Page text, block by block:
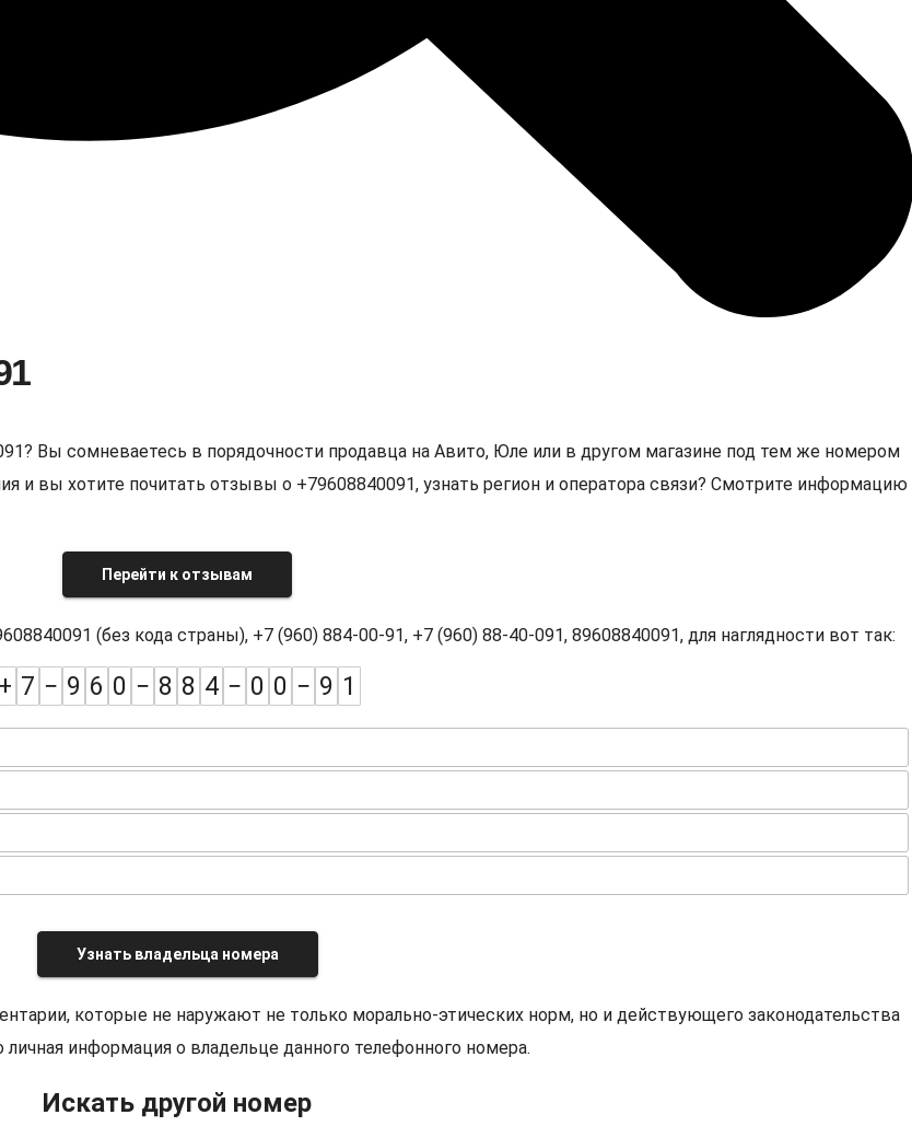
Вы сомневаетесь в порядочности продавца на Авито, Юле или в другом магазине под тем же номером
и вы хотите почитать отзывы о +79608840091, узнать регион и оператора связи? Смотрите информацию
Перейти к отзывам
(без кода страны), +7 (960) 884-00-91, +7 (960) 88-40-091, 89608840091, для наглядности вот так:
+ 7 − 9 6 0 − 8 8 4 − 0 0 − 9 1
Узнать владельца номера
которые не наружают не только морально-этических норм, но и действующего законодательства
информация о владельце данного телефонного номера.
Искать другой номер